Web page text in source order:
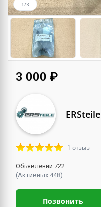
1/3
3 000 ₽
ERSteile
1 отзыв
Объявлений 722
(Активных 448)
Позвонить